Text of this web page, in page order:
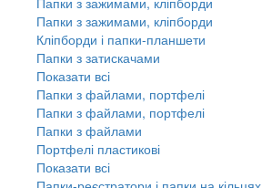
Папки з зажимами, кліпборди
Кліпборди і папки-планшети
Папки з затискачами
Показати всі
Папки з файлами, портфелі
Папки з файлами, портфелі
Папки з файлами
Портфелі пластикові
Показати всі